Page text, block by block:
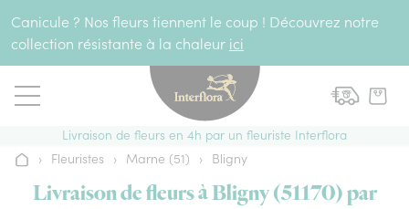
Canicule ? Nos fleurs tiennent le coup ! Découvrez notre
collection résistante à la chaleur ici
Livraison de fleurs en 4h par un fleuriste Interflora
Accueil
› Fleuristes › Marne (51) › Bligny
Livraison de fleurs à Bligny (51170) par